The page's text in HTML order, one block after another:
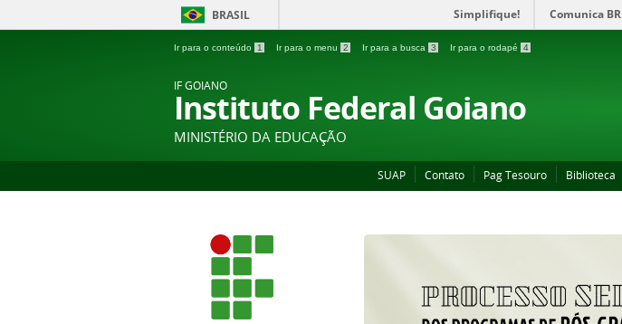
BRASIL Simplifique! Comunica BR
Ir para o conteúdo 1 Ir para o menu 2 Ir para a busca 3 Ir para o rodapé 4
IF GOIANO
Instituto Federal Goiano
MINISTÉRIO DA EDUCAÇÃO
SUAP Contato Pag Tesouro Biblioteca